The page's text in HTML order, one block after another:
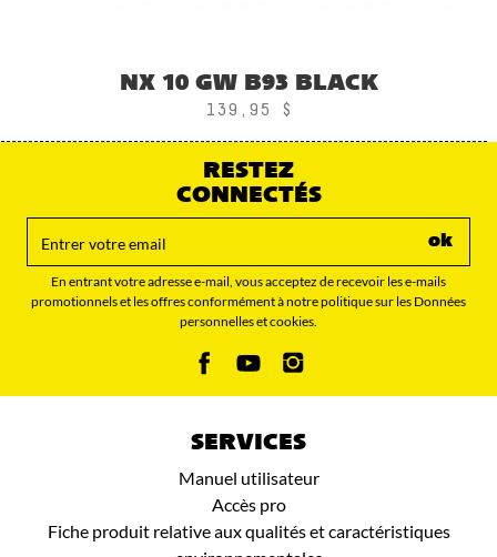
NX 10 GW B93 BLACK
139,95 $
RESTEZ
CONNECTÉS
ok
En entrant votre adresse e-mail, vous acceptez de recevoir les e-mails
promotionnels et les offres conformément à notre politique sur les Données
personnelles et cookies.
SERVICES
Manuel utilisateur
Accès pro
Fiche produit relative aux qualités et caractéristiques